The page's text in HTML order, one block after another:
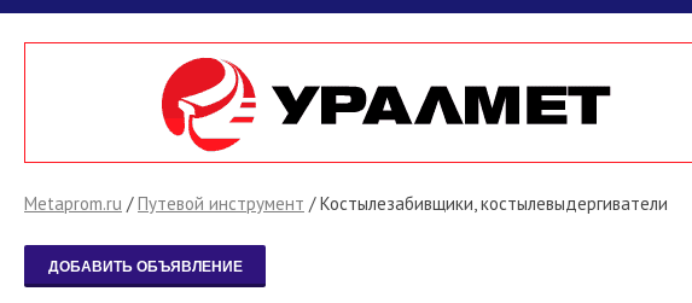
Metaprom.ru /Путевой инструмент /Костылезабивщики, костылевыдергиватели